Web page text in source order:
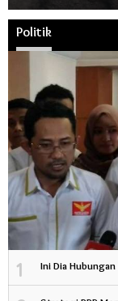
Politik
1 Ini Dia